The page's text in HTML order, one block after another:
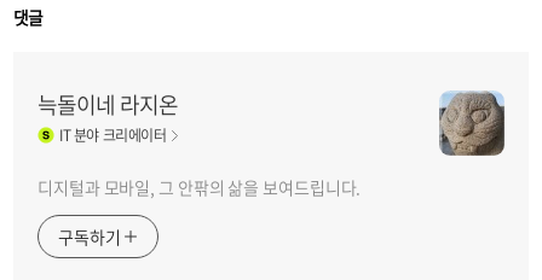
댓글
늑돌이네 라지온
IT분야 크리에이터
디지털과 모바일, 그 안팎의 삶을 보여드립니다.
구독하기